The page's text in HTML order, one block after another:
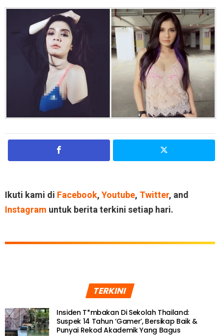
Ikuti kami di Facebook, Youtube, Twitter, and
Instagram untuk berita terkini setiap hari.
TERKINI
Insiden T*mbakan Di Sekolah Thailand:
Suspek 14 Tahun ‘Gamer’, Bersikap Baik &
Punyai Rekod Akademik Yang Bagus